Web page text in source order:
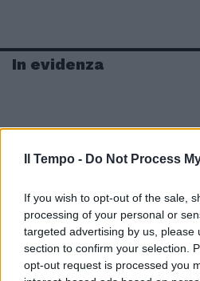
Il Tempo - Do Not Process
If you wish to opt-out of the sale,
processing of your personal or
targeted advertising by us, please
section to confirm your selection.
opt-out request is processed you
In evidenza